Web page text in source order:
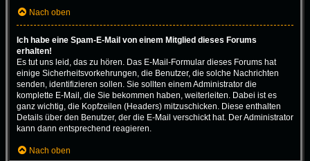
Nach oben
Ich habe eine Spam-E-Mail von einem Mitglied dieses Forums
erhalten!
Es tut uns leid, das zu hören. Das E-Mail-Formular dieses Forums hat
einige Sicherheitsvorkehrungen, die Benutzer, die solche Nachrichten
senden, identifizieren sollen. Sie sollten einem Administrator die
komplette E-Mail, die Sie bekommen haben, weiterleiten. Dabei ist es
ganz wichtig, die Kopfzeilen (Headers) mitzuschicken. Diese enthalten
Details über den Benutzer, der die E-Mail verschickt hat. Der Administrator
kann dann entsprechend reagieren.
Nach oben